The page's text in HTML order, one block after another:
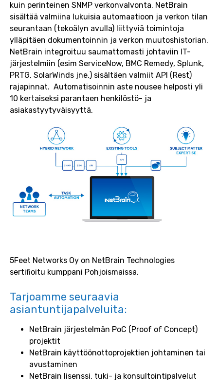
kuin perinteinen SNMP verkonvalvonta. NetBrain
sisältää valmiina lukuisia automaatioon ja verkon tilan
seurantaan (tekoälyn avulla) liittyviä toimintoja
ylläpitäen dokumentoinnin ja verkon muutoshistorian.
NetBrain integroituu saumattomasti johtaviin IT-
järjestelmiin (esim ServiceNow, BMC Remedy, Splunk,
PRTG, SolarWinds jne.) sisältäen valmiit API (Rest)
rajapinnat. Automatisoinnin aste nousee helposti yli
10 kertaiseksi parantaen henkilöstö- ja
asiakastyytyväisyyttä.
5Feet Networks Oy on NetBrain Technologies
sertifioitu kumppani Pohjoismaissa.
Tarjoamme seuraavia
asiantuntijapalveluita:
NetBrain järjestelmän PoC (Proof of Concept)
projektit
NetBrain käyttöönottoprojektien johtaminen tai
avustaminen
NetBrain lisenssi, tuki- ja konsultointipalvelut